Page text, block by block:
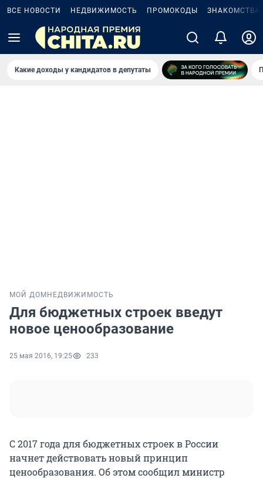
ВСЕ НОВОСТИ НЕДВИЖИМОСТЬ ПРОМОКОДЫ ЗНАКОМСТВА
Какие доходы у кандидатов в депутаты
МОЙ ДОМ НЕДВИЖИМОСТЬ
Для бюджетных строек введут
новое ценообразование
25 мая 2016, 19:25 233
С 2017 года для бюджетных строек в России
начнет действовать новый принцип
ценообразования. Об этом сообщил министр